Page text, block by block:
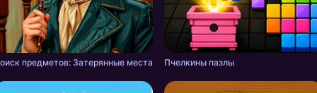
предметов: Затерянные места Пчелкины пазлы